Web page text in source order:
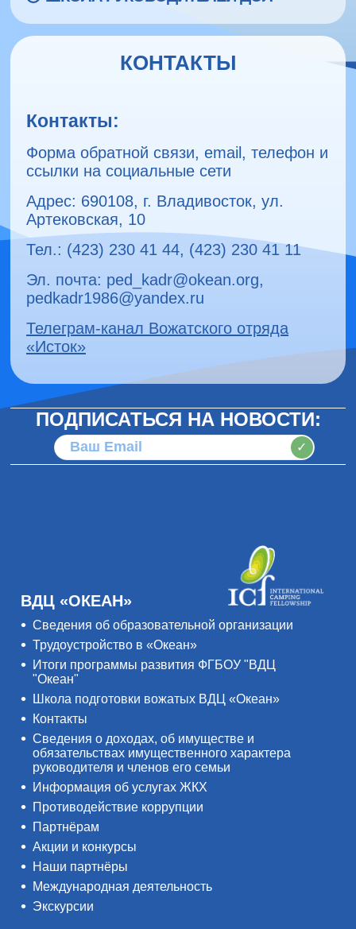
КОНТАКТЫ
Контакты:
Форма обратной связи, email, телефон и
ссылки на социальные сети
Адрес: 690108, г. Владивосток, ул.
Артековская, 10
Тел.: (423) 230 41 44, (423) 230 41 11
Эл. почта: ped_kadr@okean.org,
pedkadr1986@yandex.ru
Телеграм-канал Вожатского отряда
«Исток»
ПОДПИСАТЬСЯ НА НОВОСТИ:
✓
ВДЦ «ОКЕАН»
Сведения об образовательной организации
Трудоустройство в «Океан»
Итоги программы развития ФГБОУ "ВДЦ
"Океан"
Школа подготовки вожатых ВДЦ «Океан»
Контакты
Сведения о доходах, об имуществе и
обязательствах имущественного характера
руководителя и членов его семьи
Информация об услугах ЖКХ
Противодействие коррупции
Партнёрам
Акции и конкурсы
Наши партнёры
Международная деятельность
Экскурсии